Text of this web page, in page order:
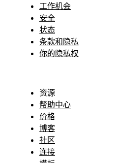
工作机会
安全
状态
条款和隐私
你的隐私权
资源
帮助中心
价格
博客
社区
连接